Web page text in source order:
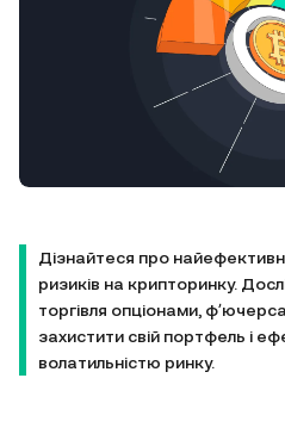
Дізнайтеся про
ризиків на крипторинку.
торгівля опціонами,
захистити свій портфель і
волатильністю ринку.